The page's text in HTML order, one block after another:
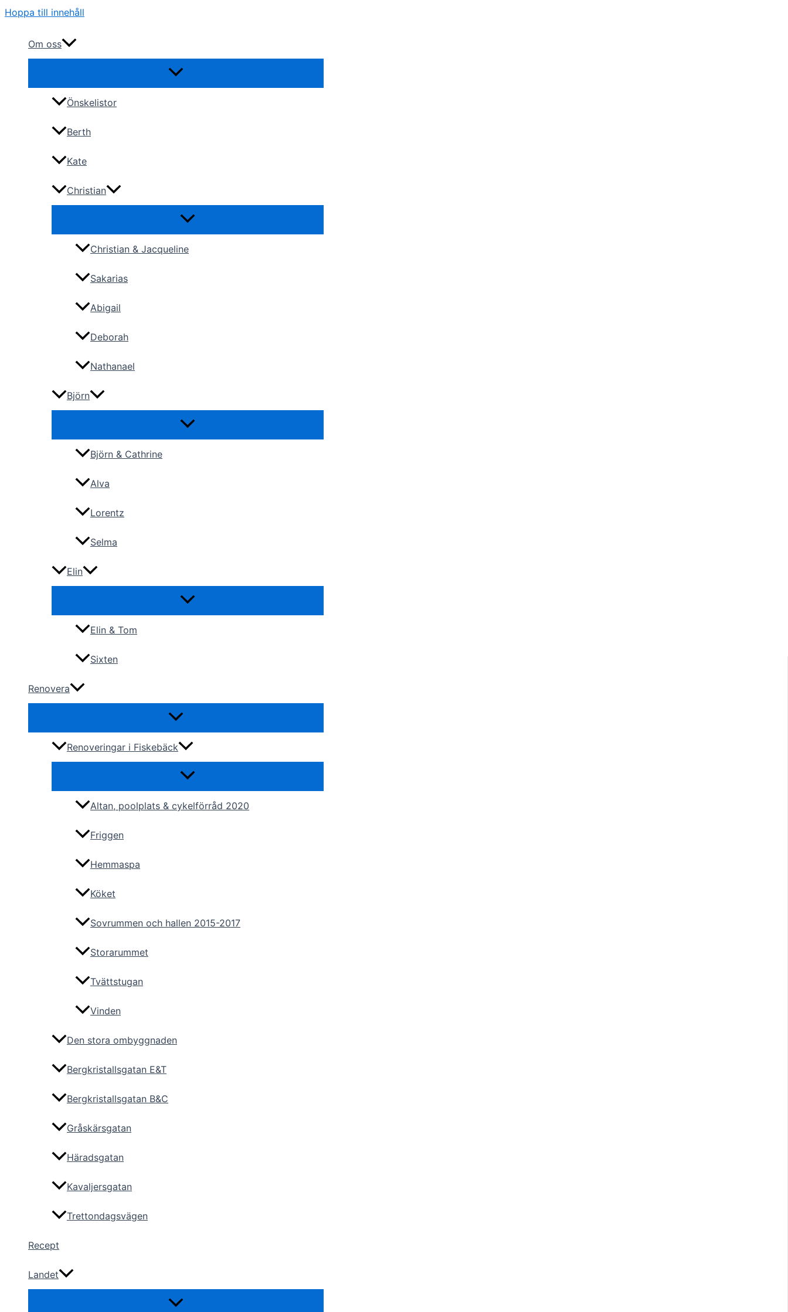
Hoppa till innehåll
Om oss
Önskelistor
Berth
Kate
Christian
Christian & Jacqueline
Sakarias
Abigail
Deborah
Nathanael
Björn
Björn & Cathrine
Alva
Lorentz
Selma
Elin
Elin & Tom
Sixten
Renovera
Renoveringar i Fiskebäck
Altan, poolplats & cykelförråd 2020
Friggen
Hemmaspa
Köket
Sovrummen och hallen 2015-2017
Storarummet
Tvättstugan
Vinden
Den stora ombyggnaden
Bergkristallsgatan E&T
Bergkristallsgatan B&C
Gråskärsgatan
Häradsgatan
Kavaljersgatan
Trettondagsvägen
Recept
Landet